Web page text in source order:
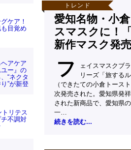
ケア！
目覚め
アケア
ー』の
“ネクタ
”が新登
トリテス
チ不調対
トレンド
愛知名物・小
スマスクに！
新作マスク発売
フ
ェイスマスクブ
リーズ「旅する
（できたての小倉トース
次発売された。愛知県発
された新商品で、愛知県
一…
続きを読む...